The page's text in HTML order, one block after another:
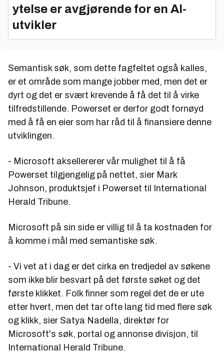
ytelse er avgjørende for en AI-
utvikler
Semantisk søk, som dette fagfeltet også kalles,
er et område som mange jobber med, men det er
dyrt og det er svært krevende å få det til å virke
tilfredstillende. Powerset er derfor godt fornøyd
med å få en eier som har råd til å finansiere denne
utviklingen.
- Microsoft aksellererer vår mulighet til å få
Powerset tilgjengelig på nettet, sier Mark
Johnson, produktsjef i Powerset til International
Herald Tribune.
Microsoft på sin side er villig til å ta kostnaden for
å komme i mål med semantiske søk.
- Vi vet at i dag er det cirka en tredjedel av søkene
som ikke blir besvart på det første søket og det
første klikket. Folk finner som regel det de er ute
etter hvert, men det tar ofte lang tid med flere søk
og klikk, sier Satya Nadella, direktør for
Microsoft's søk, portal og annonse divisjon, til
International Herald Tribune.